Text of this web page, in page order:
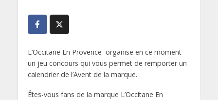
L’Occitane En Provence organise en ce moment
un jeu concours qui vous permet de remporter un
calendrier de l’Avent de la marque.
Êtes-vous fans de la marque L’Occitane En